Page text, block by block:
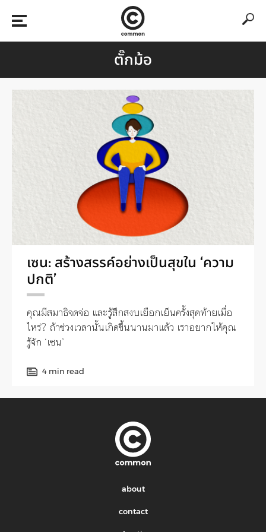
ตั๊กม้อ
เซน: สร้างสรรค์อย่างเป็นสุขใน ‘ความ
ปกติ’
คุณมีสมาธิจดจ่อ และรู้สึกสงบเยือกเย็นครั้งสุดท้ายเมื่อ
ไหร่? ถ้าช่วงเวลานั้นเกิดขึ้นนานมาแล้ว เราอยากให้คุณ
รู้จัก ‘เซน’
4 min read
about
contact